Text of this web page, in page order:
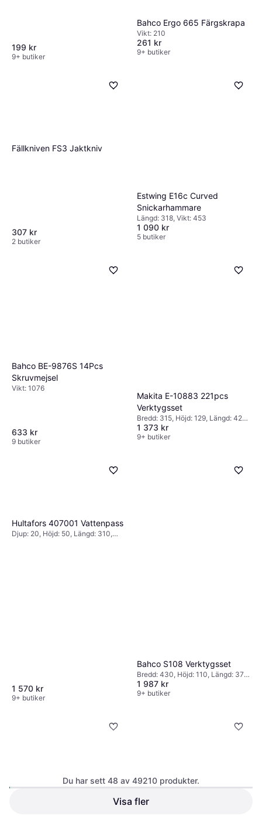
199 kr
9+ butiker
Bahco Ergo 665 Färgskrapa
Vikt: 210
261 kr
9+ butiker
Fällkniven FS3 Jaktkniv
307 kr
2 butiker
Estwing E16c Curved
Snickarhammare
Längd: 318, Vikt: 453
1 090 kr
5 butiker
Bahco BE-9876S 14Pcs
Skruvmejsel
Vikt: 1076
633 kr
9 butiker
Makita E-10883 221pcs
Verktygsset
Bredd: 315, Höjd: 129, Längd: 420,
Vikt: 8610
1 373 kr
9+ butiker
Hultafors 407001 Vattenpass
Djup: 20, Höjd: 50, Längd: 310,
1 570 kr
9+ butiker
Bahco S108 Verktygsset
Bredd: 430, Höjd: 110, Längd: 375,
Vikt: 9560
1 987 kr
9+ butiker
Längd: 2000
Du har sett 48 av 49210 produkter.
Visa fler